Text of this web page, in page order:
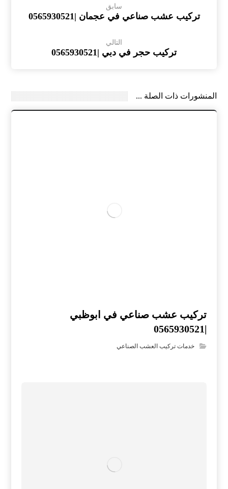
سابق
تركيب عشب صناعي في عجمان |0565930521
التالي
تركيب حجر في دبي |0565930521
المنشورات ذات الصلة ...
تركيب عشب صناعي في ابوظبي
|0565930521
خدمات تركيب العشب الصناعي